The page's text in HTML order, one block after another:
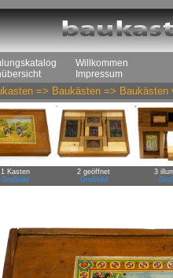
Willkommen
Impressum
=> Baukästen => Baukästen
1 Kasten
Großbild
2 geöffnet
Großbild
3